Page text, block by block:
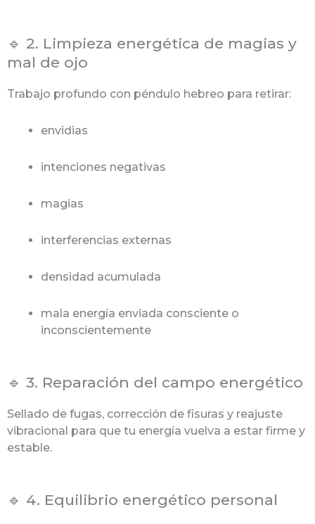
🔹 2. Limpieza energética de magias y
mal de ojo
Trabajo profundo con péndulo hebreo para retirar:
envidias
intenciones negativas
magias
interferencias externas
densidad acumulada
mala energía enviada consciente o
inconscientemente
🔹 3. Reparación del campo energético
Sellado de fugas, corrección de fisuras y reajuste
vibracional para que tu energía vuelva a estar firme y
estable.
🔹 4. Equilibrio energético personal